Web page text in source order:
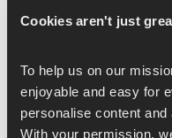
Cookies aren't just
To help us on our
enjoyable and easy for
personalise content and
With your permission,
hinteres Bein zusammen
Du solltest versuchen,
achten, dass dein
als deine Zehen.